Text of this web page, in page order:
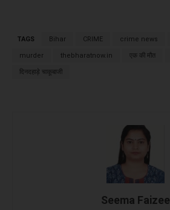
TAGS Bihar CRIME crime news
murder thebharatnow.in एक की मौत
दिनदहाड़े चाकूबाजी
Seema Faizee